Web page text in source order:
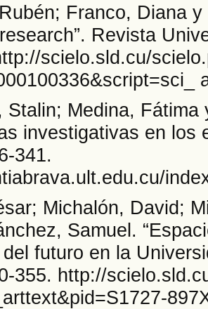
Franco, Diana
Revista
scielo.sld.cu/
Stalin; Medina, Fátima
investigativas en los
341.
Michalón, David;
Samuel.
futuro en la
355. http://